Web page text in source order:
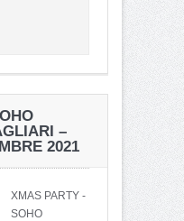
–
2021
XMAS PARTY -
SOHO